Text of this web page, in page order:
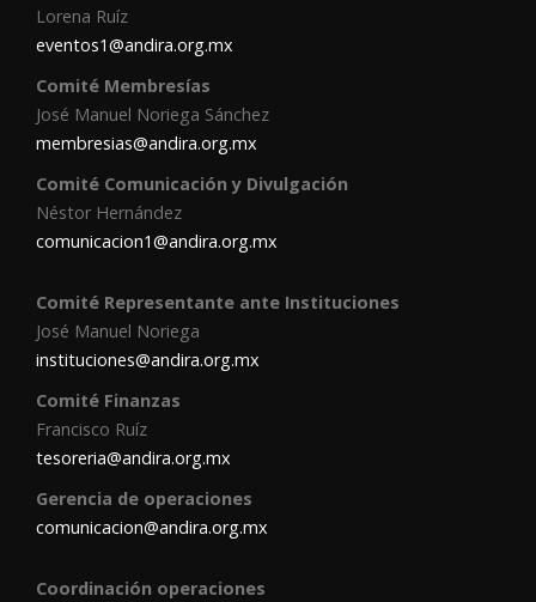
Lorena Ruíz
eventos1@andira.org.mx
Comité Membresías
José Manuel Noriega Sánchez
membresias@andira.org.mx
Comité Comunicación y Divulgación
Néstor Hernández
comunicacion1@andira.org.mx
Comité Representante ante Instituciones
José Manuel Noriega
instituciones@andira.org.mx
Comité Finanzas
Francisco Ruíz
tesoreria@andira.org.mx
Gerencia de operaciones
comunicacion@andira.org.mx
Coordinación operaciones